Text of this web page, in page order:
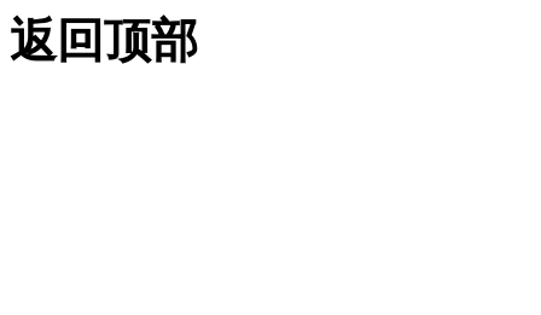
返回顶部